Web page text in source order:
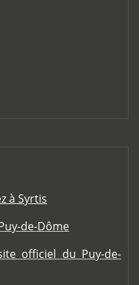
à Syrtis
de-Dôme
officiel du Puy-de-